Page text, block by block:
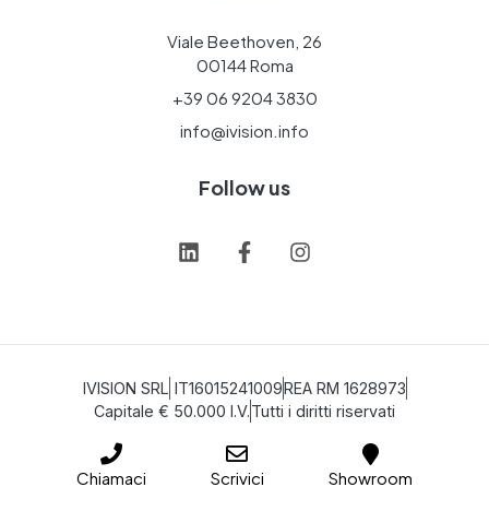
Viale Beethoven, 26
00144 Roma
+39 06 9204 3830
info@ivision.info
Follow us
IVISION SRL IT16015241009REA RM 1628973
Capitale € 50.000 I.V.Tutti i diritti riservati
Chiamaci Scrivici Showroom